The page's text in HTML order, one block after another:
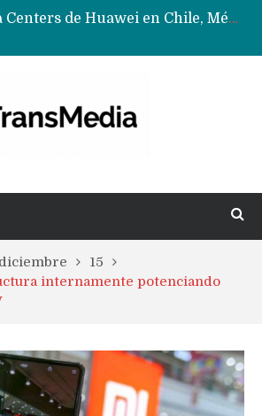
Data Centers de Huawei en Chile, México, Brasil,Perú y Argentina podrían verse afectados por arremetida de EE.UU
diciembre
15
internamente potenciando